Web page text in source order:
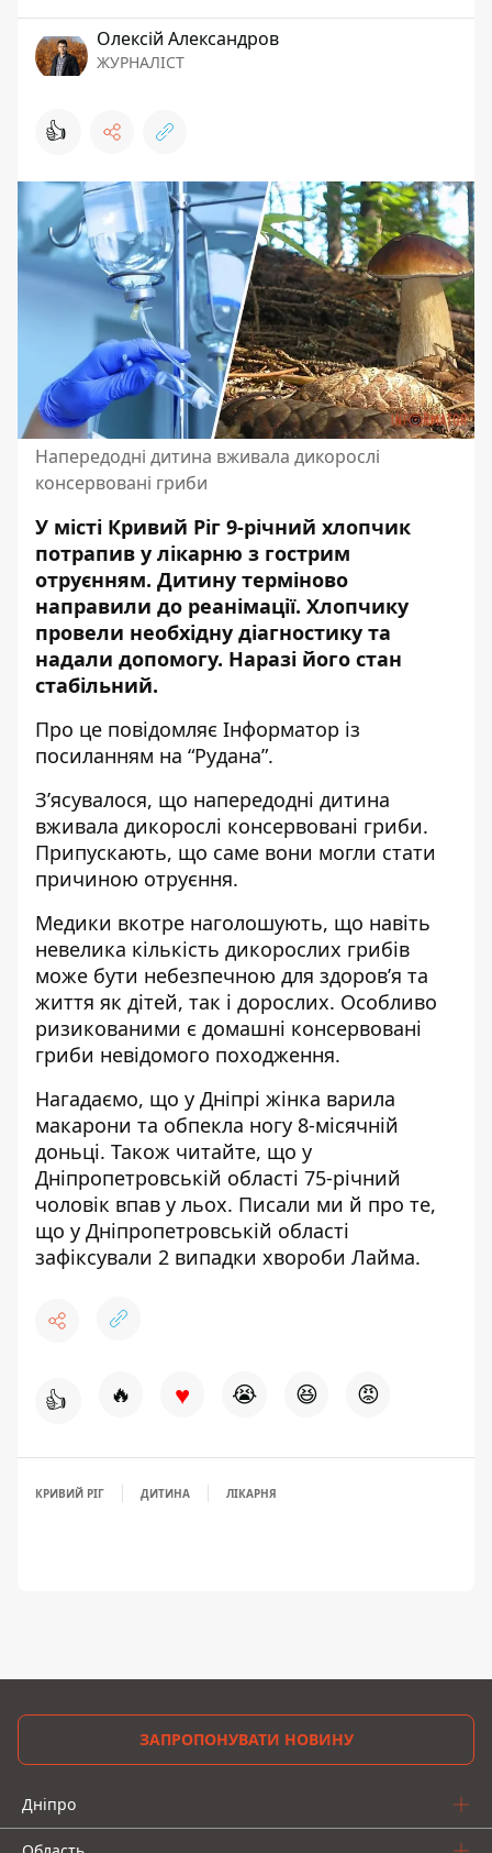
Олексій Александров
ЖУРНАЛІСТ
👍
Напередодні дитина вживала дикорослі
консервовані гриби
У місті Кривий Ріг 9-річний хлопчик
потрапив у лікарню з гострим
отруєнням. Дитину терміново
направили до реанімації. Хлопчику
провели необхідну діагностику та
надали допомогу. Наразі його стан
стабільний.
Про це повідомляє Інформатор із
посиланням на “Рудана”.
З’ясувалося, що напередодні дитина
вживала дикорослі консервовані гриби.
Припускають, що саме вони могли стати
причиною отруєння.
Медики вкотре наголошують, що навіть
невелика кількість дикорослих грибів
може бути небезпечною для здоров’я та
життя як дітей, так і дорослих. Особливо
ризикованими є домашні консервовані
гриби невідомого походження.
Нагадаємо, що у Дніпрі жінка варила
макарони та обпекла ногу 8-місячній
доньці. Також читайте, що у
Дніпропетровській області 75-річний
чоловік впав у льох. Писали ми й про те,
що у Дніпропетровській області
зафіксували 2 випадки хвороби Лайма.
👍 🔥 ♥ 😭 😆 😡
КРИВИЙ РІГ ДИТИНА ЛІКАРНЯ
ЗАПРОПОНУВАТИ НОВИНУ
Дніпро